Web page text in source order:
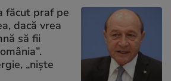
făcut praf pe
dacă vrea
să fii
„niște